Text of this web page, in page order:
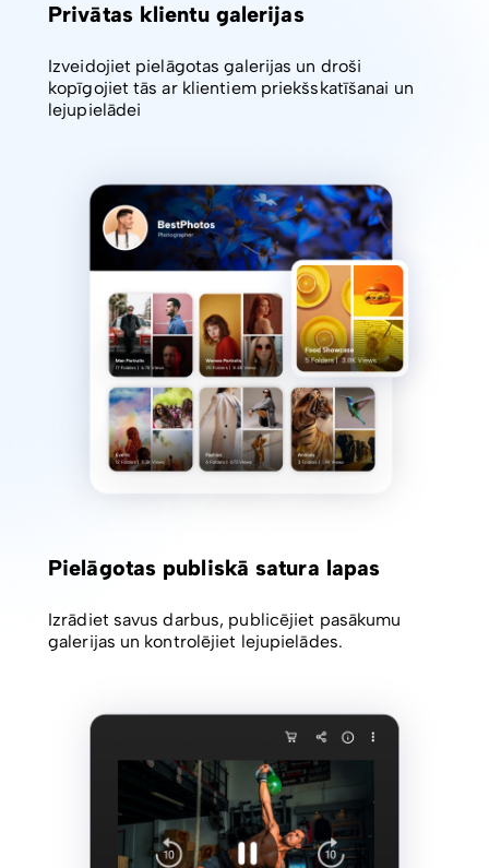
Privātas klientu galerijas
Izveidojiet pielāgotas galerijas un droši
kopīgojiet tās ar klientiem priekšskatīšanai un
lejupielādei
Pielāgotas publiskā satura lapas
Izrādiet savus darbus, publicējiet pasākumu
galerijas un kontrolējiet lejupielādes.